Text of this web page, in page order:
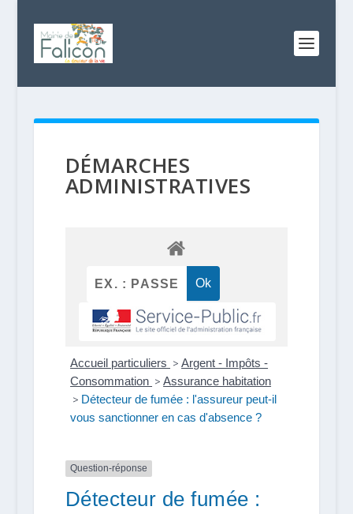
DÉMARCHES
ADMINISTRATIVES
Accueil particuliers > Argent - Impôts -
Consommation > Assurance habitation
> Détecteur de fumée : l'assureur peut-il
vous sanctionner en cas d'absence ?
Question-réponse
Détecteur de fumée :